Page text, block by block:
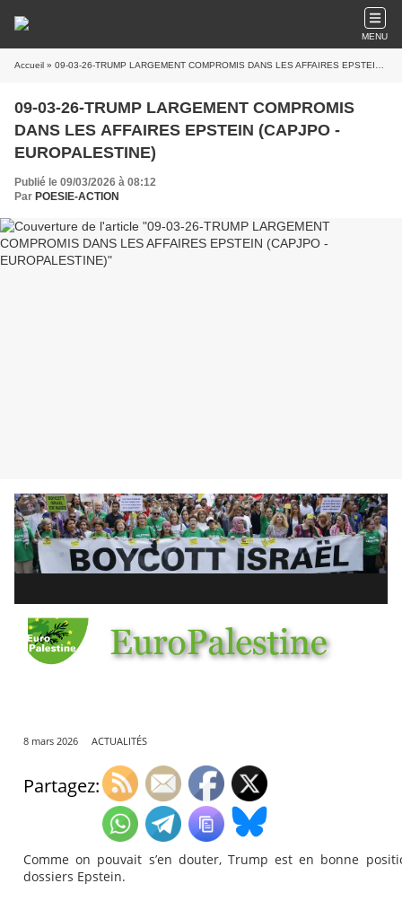
MENU
Accueil » 09-03-26-TRUMP LARGEMENT COMPROMIS DANS LES AFFAIRES EPSTEIN (CAPJPO - EUROPALESTINE)
09-03-26-TRUMP LARGEMENT COMPROMIS
DANS LES AFFAIRES EPSTEIN (CAPJPO -
EUROPALESTINE)
Publié le 09/03/2026 à 08:12
Par POESIE-ACTION
8 mars 2026 ACTUALITÉS
Partagez:
Comme on pouvait s’en douter, Trump est en bonne
dossiers Epstein.